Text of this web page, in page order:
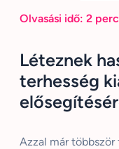
Olvasási idő: 2 perc
Léteznek
terhesség
Azzal már